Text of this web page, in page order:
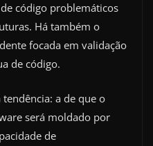
código problemáticos
Há também o
focada em validação
de código.
a de que o
será moldado por
de